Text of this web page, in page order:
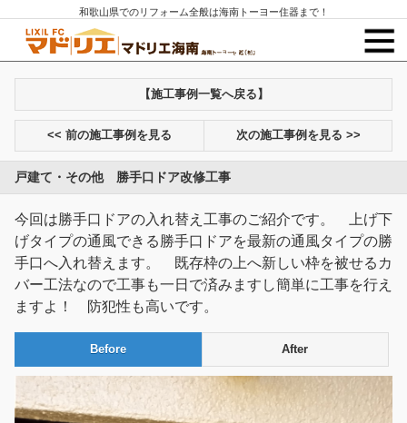
和歌山県でのリフォーム全般は海南トーヨー住器まで！
【施工事例一覧へ戻る】
<< 前の施工事例を見る 次の施工事例を見る >>
戸建て・その他 勝手口ドア改修工事
今回は勝手口ドアの入れ替え工事のご紹介です。 上げ下
げタイプの通風できる勝手口ドアを最新の通風タイプの勝
手口へ入れ替えます。 既存枠の上へ新しい枠を被せるカ
バー工法なので工事も一日で済みますし簡単に工事を行え
ますよ！ 防犯性も高いです。
Before After